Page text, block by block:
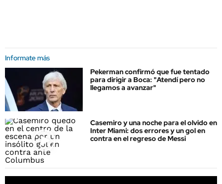
Informate más
Pekerman confirmó que fue tentado
para dirigir a Boca: "Atendí pero no
llegamos a avanzar"
Casemiro y una noche para el olvido en
Inter Miami: dos errores y un gol en
contra en el regreso de Messi